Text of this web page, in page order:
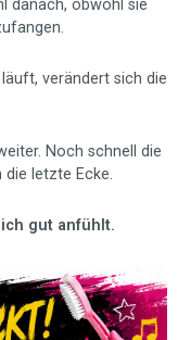
danach, obwohl sie
verändert sich die
Noch schnell die
die letzte Ecke.
gut anfühlt.